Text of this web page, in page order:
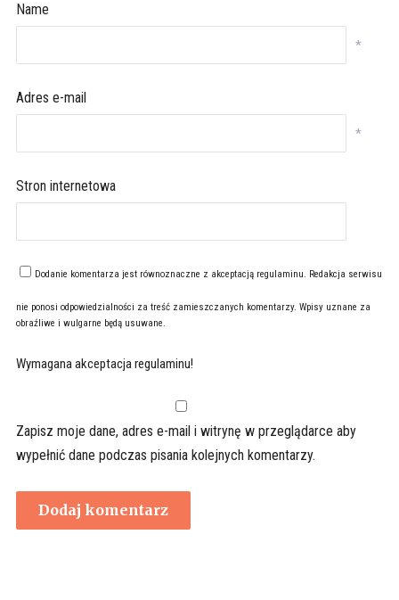
Name
*
Adres e-mail
*
Stron internetowa
Dodanie komentarza jest równoznaczne z akceptacją regulaminu. Redakcja serwisu
nie ponosi odpowiedzialności za treść zamieszczanych komentarzy. Wpisy uznane za
obraźliwe i wulgarne będą usuwane.
Wymagana akceptacja regulaminu!
Zapisz moje dane, adres e-mail i witrynę w przeglądarce aby
wypełnić dane podczas pisania kolejnych komentarzy.